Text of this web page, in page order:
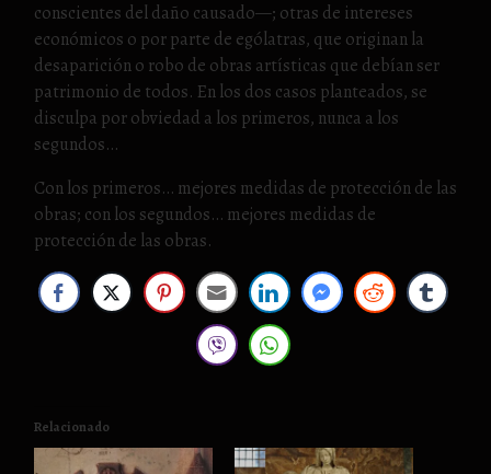
conscientes del daño causado—; otras de intereses
económicos o por parte de ególatras, que originan la
desaparición o robo de obras artísticas que debían ser
patrimonio de todos. En los dos casos planteados, se
disculpa por obviedad a los primeros, nunca a los
segundos…
Con los primeros… mejores medidas de protección de las
obras; con los segundos… mejores medidas de
protección de las obras.
Relacionado